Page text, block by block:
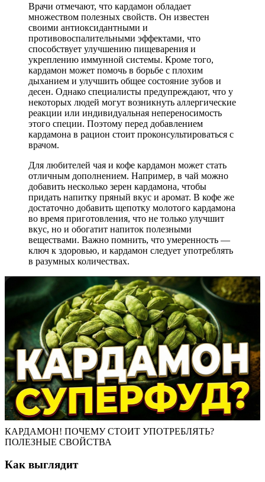
Врачи отмечают, что кардамон обладает
множеством полезных свойств. Он известен
своими антиоксидантными и
противовоспалительными эффектами, что
способствует улучшению пищеварения и
укреплению иммунной системы. Кроме того,
кардамон может помочь в борьбе с плохим
дыханием и улучшить общее состояние зубов и
десен. Однако специалисты предупреждают, что у
некоторых людей могут возникнуть аллергические
реакции или индивидуальная непереносимость
этого специи. Поэтому перед добавлением
кардамона в рацион стоит проконсультироваться с
врачом.
Для любителей чая и кофе кардамон может стать
отличным дополнением. Например, в чай можно
добавить несколько зерен кардамона, чтобы
придать напитку пряный вкус и аромат. В кофе же
достаточно добавить щепотку молотого кардамона
во время приготовления, что не только улучшит
вкус, но и обогатит напиток полезными
веществами. Важно помнить, что умеренность —
ключ к здоровью, и кардамон следует употреблять
в разумных количествах.
КАРДАМОН! ПОЧЕМУ СТОИТ УПОТРЕБЛЯТЬ?
ПОЛЕЗНЫЕ СВОЙСТВА
Как выглядит